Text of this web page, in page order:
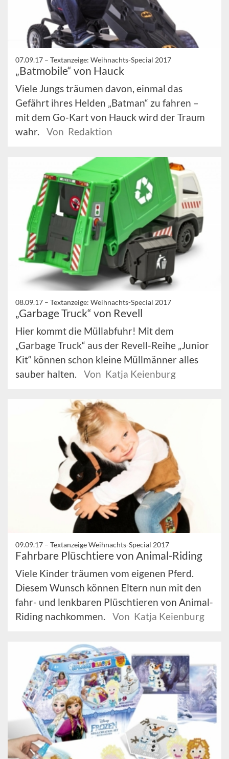
07.09.17 – Textanzeige: Weihnachts-Special 2017
„Batmobile“ von Hauck
Viele Jungs träumen davon, einmal das
Gefährt ihres Helden „Batman“ zu fahren –
mit dem Go-Kart von Hauck wird der Traum
wahr.
Von Redaktion
08.09.17 – Textanzeige: Weihnachts-Special 2017
„Garbage Truck“ von Revell
Hier kommt die Müllabfuhr! Mit dem
„Garbage Truck“ aus der Revell-Reihe „Junior
Kit“ können schon kleine Müllmänner alles
sauber halten.
Von Katja Keienburg
09.09.17 – Textanzeige Weihnachts-Special 2017
Fahrbare Plüschtiere von Animal-Riding
Viele Kinder träumen vom eigenen Pferd.
Diesem Wunsch können Eltern nun mit den
fahr- und lenkbaren Plüschtieren von Animal-
Riding nachkommen.
Von Katja Keienburg